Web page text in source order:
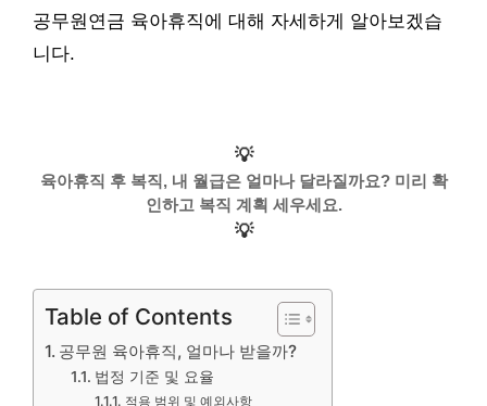
공무원연금 육아휴직에 대해 자세하게 알아보겠습
니다.
💡
육아휴직 후 복직, 내 월급은 얼마나 달라질까요? 미리 확
인하고 복직 계획 세우세요.
💡
Table of Contents
공무원 육아휴직, 얼마나 받을까?
법정 기준 및 요율
적용 범위 및 예외사항